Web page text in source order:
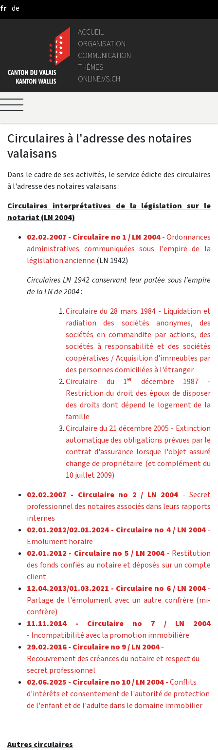
Saut au contenu principal
fr de
ACCUEIL
ORGANISATION
COMMUNICATION
THÈMES
ONLINE.VS.CH
Circulaires à l'adresse des notaires
valaisans
Dans le cadre de ses activités, le service édicte des circulaires
à l'adresse des notaires valaisans :
Circulaires interprétatives de la législation sur le
notariat (LN 2004)
02.02.2007 - Circulaire no 1 / LN 2004- Ordonnances
administratives communiquées sous l'empire de la
législation ancienne (LN 1942)
Circulaires LN 1942 conservant leur portée sous l'empire
de la LN de 2004:
Circulaire du 28 mars 1984 - Liquidation et
radiation des sociétés anonymes, des
sociétés en commandite par actions, des
sociétés à responsabilité et des sociétés
coopératives / Acquisition d'immeubles par
des personnes domiciliées à l'étranger
Circulaire du 1erdécembre 1987 -
Restriction du droit des époux de disposer
des droits dont dépend le logement de la
famille
Circulaire du 21 décembre 2005 - Extinction
automatique des obligations prévues par le
contrat d'assurance lorsque l'objet assuré
change de propriétaire (et complément du
10 juillet 2009)
02.02.2007 - Circulaire no 2 / LN 2004 - Secret
professionnel des notaires associés dans leurs rapports
internes
02.01.2012/02.01.2024 - Circulaire no 4 / LN 2004 -
Emolument horaire
02.01.2012 - Circulaire no 5 / LN 2004 - Restitution
des fonds confiés au notaire et déposés sur un compte
client
12.04.2013/01.03.2021 - Circulaire no 6 / LN 2004 -
Partage de l'émolument avec un autre confrère (mi-
confrère)
11.11.2014 - Circulaire no 7 / LN 2004
- Incompatibilité avec la promotion immobilière
29.02.2016 - Circulaire no 9 / LN 2004-
Recouvrement des créances du notaire et respect du
secret professionnel
02.06.2025 - Circulaire no 10 / LN 2004- Conflits
d'intérêts et consentement de l'autorité de protection
de l'enfant et de l'adulte dans le domaine immobilier
Autres circulaires